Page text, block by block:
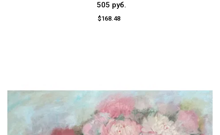
505 руб.
$168.48